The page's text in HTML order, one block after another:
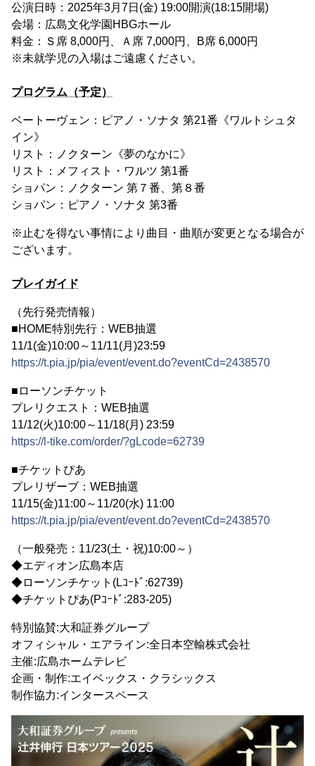
公演日時：2025年3月7日(金) 19:00開演(18:15開場)
会場：広島文化学園HBGホール
料金：Ｓ席 8,000円、Ａ席 7,000円、B席 6,000円
※未就学児の入場はご遠慮ください。
プログラム（予定）
ベートーヴェン：ピアノ・ソナタ 第21番《ワルトシュタ
イン》
リスト：ノクターン《夢のなかに》
リスト：メフィスト・ワルツ 第1番
ショパン：ノクターン 第７番、第８番
ショパン：ピアノ・ソナタ 第3番
※止むを得ない事情により曲目・曲順が変更となる場合が
ございます。
プレイガイド
（先行発売情報）
■HOME特別先行：WEB抽選
11/1(金)10:00～11/11(月)23:59
https://t.pia.jp/pia/event/event.do?eventCd=2438570
■ローソンチケット
プレリクエスト：WEB抽選
11/12(火)10:00～11/18(月) 23:59
https://l-tike.com/order/?gLcode=62739
■チケットぴあ
プレリザーブ：WEB抽選
11/15(金)11:00～11/20(水) 11:00
https://t.pia.jp/pia/event/event.do?eventCd=2438570
（一般発売：11/23(土・祝)10:00～）
◆エディオン広島本店
◆ローソンチケット(Lｺｰﾄﾞ:62739)
◆チケットぴあ(Pｺｰﾄﾞ:283-205)
特別協賛:大和証券グループ
オフィシャル・エアライン:全日本空輸株式会社
主催:広島ホームテレビ
企画・制作:エイベックス・クラシックス
制作協力:インタースペース